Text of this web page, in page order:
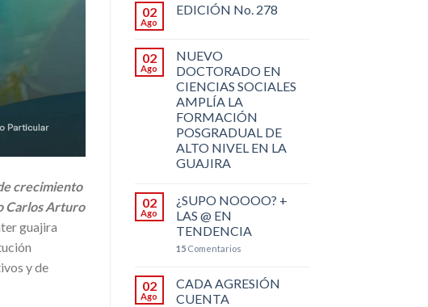
crecimiento
Carlos Arturo
guajira
y de
02
Ago
EDICIÓN No. 278
02
Ago
NUEVO
DOCTORADO EN
CIENCIAS SOCIALES
AMPLÍA LA
FORMACIÓN
POSGRADUAL DE
ALTO NIVEL EN LA
GUAJIRA
02
Ago
¿SUPO NOOOO? +
LAS @ EN
TENDENCIA
15Comentarios
02
Ago
CADA AGRESIÓN
CUENTA